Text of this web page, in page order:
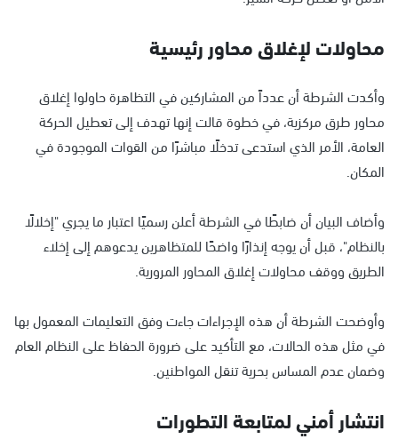
محاولات لإغلاق محاور رئيسية
وأكدت الشرطة أن عدداً من المشاركين في التظاهرة حاولوا إغلاق
محاور طرق مركزية، في خطوة قالت إنها تهدف إلى تعطيل الحركة
العامة، الأمر الذي استدعى تدخلًا مباشرًا من القوات الموجودة في
المكان.
وأضاف البيان أن ضابطًا في الشرطة أعلن رسميًا اعتبار ما يجري "إخلالًا
بالنظام"، قبل أن يوجه إنذارًا واضحًا للمتظاهرين يدعوهم إلى إخلاء
الطريق ووقف محاولات إغلاق المحاور المرورية.
وأوضحت الشرطة أن هذه الإجراءات جاءت وفق التعليمات المعمول بها
في مثل هذه الحالات، مع التأكيد على ضرورة الحفاظ على النظام العام
وضمان عدم المساس بحرية تنقل المواطنين.
انتشار أمني لمتابعة التطورات